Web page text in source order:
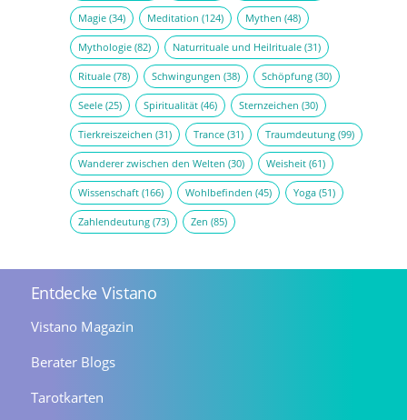
Magie(34) Meditation (124) Mythen (48)
Mythologie(82) Naturrituale und Heilrituale(31)
Rituale(78) Schwingungen (38) Schöpfung(30)
Seele(25) Spiritualität(46) Sternzeichen (30)
Tierkreiszeichen (31) Trance(31) Traumdeutung(99)
Wanderer zwischen den Welten (30) Weisheit(61)
Wissenschaft(166) Wohlbefinden (45) Yoga(51)
Zahlendeutung(73) Zen (85)
Entdecke Vistano
Vistano Magazin
Berater Blogs
Tarotkarten